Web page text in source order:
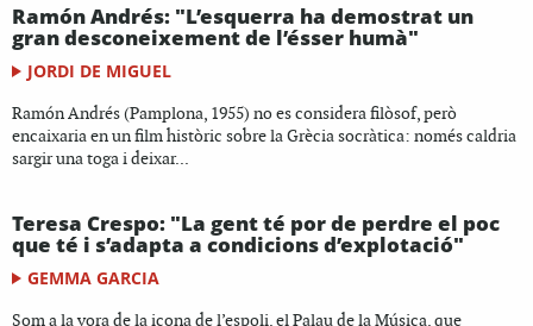
Ramón Andrés: "L’esquerra ha demostrat un
gran desconeixement de l’ésser humà"
JORDI DE MIGUEL
Ramón Andrés (Pamplona, 1955) no es considera filòsof, però
encaixaria en un film històric sobre la Grècia socràtica: només caldria
sargir una toga i deixar...
Teresa Crespo: "La gent té por de perdre el poc
que té i s’adapta a condicions d’explotació"
GEMMA GARCIA
Som a la vora de la icona de l’espoli, el Palau de la Música, que